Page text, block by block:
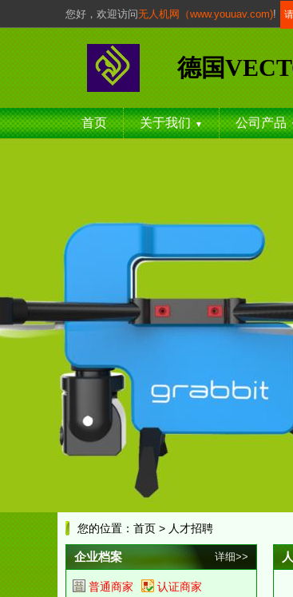
您好， 欢迎访问无人机网（www.youuav.com)!
德国
首页 关于我们 ▼ 公司产品
您的位置： 首页 > 人才招聘
企业档案 详细>>
普通商家
认证商家